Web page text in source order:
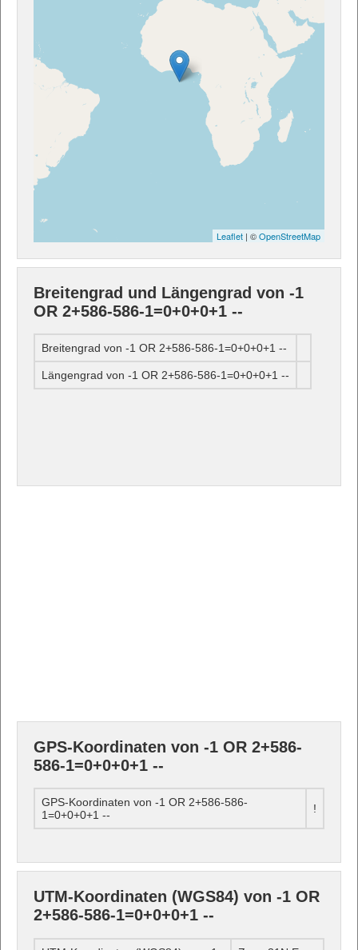
Leaflet | ©OpenStreetMap
Breitengrad und Längengrad von -1
OR 2+586-586-1=0+0+0+1 --
Breitengrad von -1 OR 2+586-586-1=0+0+0+1 --
Längengrad von -1 OR 2+586-586-1=0+0+0+1 --
GPS-Koordinaten von -1 OR 2+586-
586-1=0+0+0+1 --
GPS-Koordinaten von -1 OR 2+586-586-
1=0+0+0+1 --
!
UTM-Koordinaten (WGS84) von -1 OR
2+586-586-1=0+0+0+1 --